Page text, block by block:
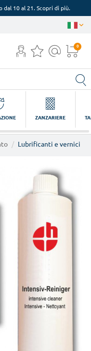
dal 10 al 21. Scopri di più.
0
ZANZARIERE
Lubrificanti e vernici